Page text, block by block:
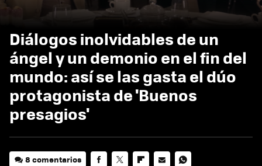
Diálogos inolvidables de un
ángel y un demonio en el fin del
mundo: así se las gasta el dúo
protagonista de 'Buenos
presagios'
8 comentarios